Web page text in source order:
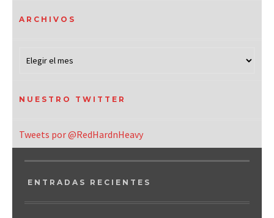
ARCHIVOS
NUESTRO TWITTER
Tweets por @RedHardnHeavy
ENTRADAS RECIENTES